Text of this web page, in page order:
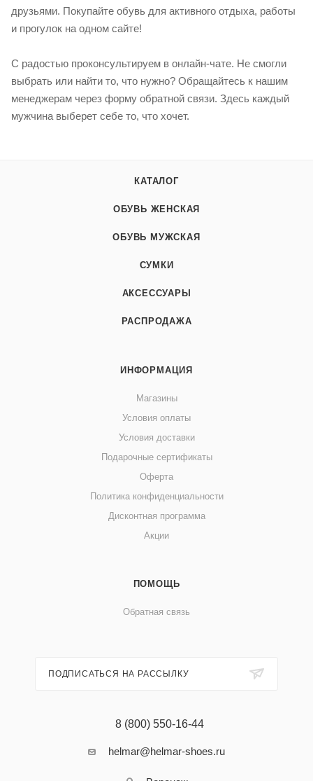
друзьями. Покупайте обувь для активного отдыха, работы
и прогулок на одном сайте!
С радостью проконсультируем в онлайн-чате. Не смогли
выбрать или найти то, что нужно? Обращайтесь к нашим
менеджерам через форму обратной связи. Здесь каждый
мужчина выберет себе то, что хочет.
КАТАЛОГ
ОБУВЬ ЖЕНСКАЯ
ОБУВЬ МУЖСКАЯ
СУМКИ
АКСЕССУАРЫ
РАСПРОДАЖА
ИНФОРМАЦИЯ
Магазины
Условия оплаты
Условия доставки
Подарочные сертификаты
Оферта
Политика конфиденциальности
Дисконтная программа
Акции
ПОМОЩЬ
Обратная связь
ПОДПИСАТЬСЯ НА РАССЫЛКУ
8 (800) 550-16-44
helmar@helmar-shoes.ru